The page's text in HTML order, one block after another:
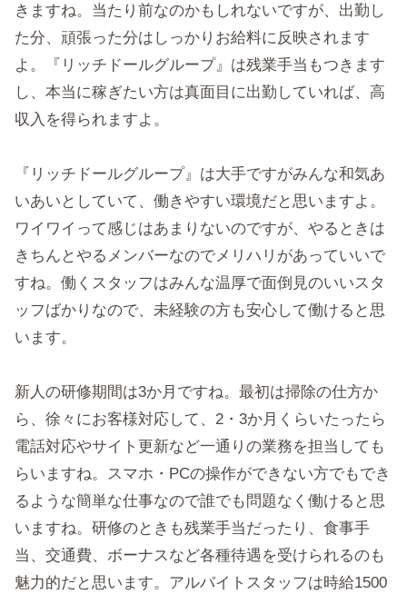
きますね。当たり前なのかもしれないですが、出勤し
た分、頑張った分はしっかりお給料に反映されます
よ。『リッチドールグループ』は残業手当もつきます
し、本当に稼ぎたい方は真面目に出勤していれば、高
収入を得られますよ。
『リッチドールグループ』は大手ですがみんな和気あ
いあいとしていて、働きやすい環境だと思いますよ。
ワイワイって感じはあまりないのですが、やるときは
きちんとやるメンバーなのでメリハリがあっていいで
すね。働くスタッフはみんな温厚で面倒見のいいスタ
ッフばかりなので、未経験の方も安心して働けると思
います。
新人の研修期間は3か月ですね。最初は掃除の仕方か
ら、徐々にお客様対応して、2・3か月くらいたったら
電話対応やサイト更新など一通りの業務を担当しても
らいますね。スマホ・PCの操作ができない方でもでき
るような簡単な仕事なので誰でも問題なく働けると思
いますね。研修のときも残業手当だったり、食事手
当、交通費、ボーナスなど各種待遇を受けられるのも
魅力的だと思います。アルバイトスタッフは時給1500